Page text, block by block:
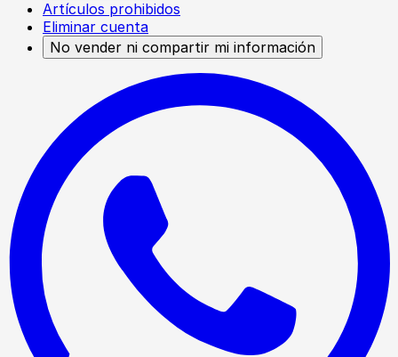
Artículos prohibidos
Eliminar cuenta
No vender ni compartir mi información